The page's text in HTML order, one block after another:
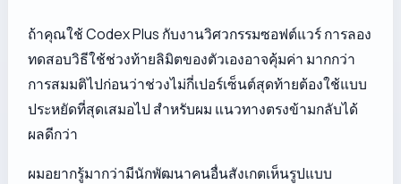
ถ้าคุณใช้ Codex Plus กับงานวิศวกรรมซอฟต์แวร์ การลอง
ทดสอบวิธีใช้ช่วงท้ายลิมิตของตัวเองอาจคุ้มค่า มากกว่า
การสมมติไปก่อนว่าช่วงไม่กี่เปอร์เซ็นต์สุดท้ายต้องใช้แบบ
ประหยัดที่สุดเสมอไป สำหรับผม แนวทางตรงข้ามกลับได้
ผลดีกว่า
ผมอยากรู้มากว่ามีนักพัฒนาคนอื่นสังเกตเห็นรูปแบบ